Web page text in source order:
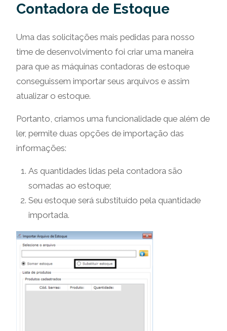
Contadora de Estoque
Uma das solicitações mais pedidas para nosso
time de desenvolvimento foi criar uma maneira
para que as máquinas contadoras de estoque
conseguissem importar seus arquivos e assim
atualizar o estoque.
Portanto, criamos uma funcionalidade que além de
ler, permite duas opções de importação das
informações:
As quantidades lidas pela contadora são
somadas ao estoque;
Seu estoque será substituído pela quantidade
importada.